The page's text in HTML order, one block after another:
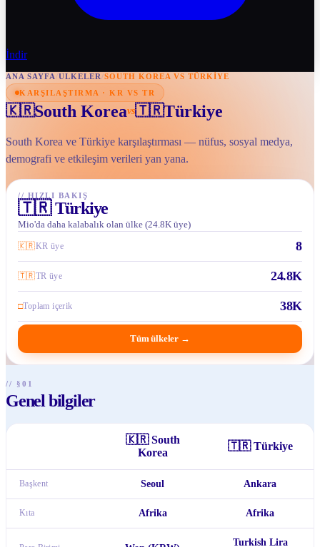
İndir
ANA SAYFA/ULKELER/SOUTH KOREA VS TÜRKIYE
KARŞILAŞTIRMA · KR VS TR
🇰🇷South Koreavs🇹🇷Türkiye
South Korea ve Türkiye karşılaştırması — nüfus, sosyal medya,
demografi ve etkileşim verileri yan yana.
// HIZLI BAKIŞ
🇹🇷 Türkiye
Mio'da daha kalabalık olan ülke (24.8K üye)
🇰🇷KR üye 8
🇹🇷TR üye 24.8K
□Toplam içerik 38K
Tüm ülkeler →
// §01
Genel bilgiler
🇰🇷 South
Korea
🇹🇷 Türkiye
Başkent Seoul Ankara
Kıta Afrika Afrika
Turkish Lira